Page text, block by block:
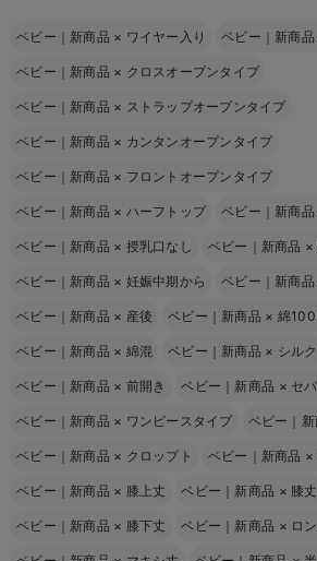
ベビー｜新商品 × ワイヤー入り ベビー｜新商品
ベビー｜新商品 × クロスオープンタイプ
ベビー｜新商品 × ストラップオープンタイプ
ベビー｜新商品 × カンタンオープンタイプ
ベビー｜新商品 × フロントオープンタイプ
ベビー｜新商品 × ハーフトップ ベビー｜新商品
ベビー｜新商品 × 授乳口なし ベビー｜新商品 ×
ベビー｜新商品 × 妊娠中期から ベビー｜新商品
ベビー｜新商品 × 産後 ベビー｜新商品 × 綿100
ベビー｜新商品 × 綿混 ベビー｜新商品 × シルク
ベビー｜新商品 × 前開き ベビー｜新商品 × セ
ベビー｜新商品 × ワンピースタイプ ベビー｜新
ベビー｜新商品 × クロップト ベビー｜新商品 ×
ベビー｜新商品 × 膝上丈 ベビー｜新商品 × 膝丈
ベビー｜新商品 × 膝下丈 ベビー｜新商品 × ロ